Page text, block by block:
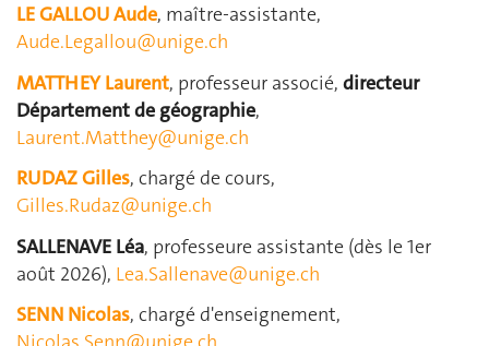
LE GALLOU Aude, maître-assistante,
Aude.Legallou@unige.ch
MATTHEY Laurent, professeur associé, directeur
Département de géographie,
Laurent.Matthey@unige.ch
RUDAZ Gilles, chargé de cours,
Gilles.Rudaz@unige.ch
SALLENAVE Léa, professeure assistante (dès le 1er
août 2026), Lea.Sallenave@unige.ch
SENN Nicolas, chargé d'enseignement,